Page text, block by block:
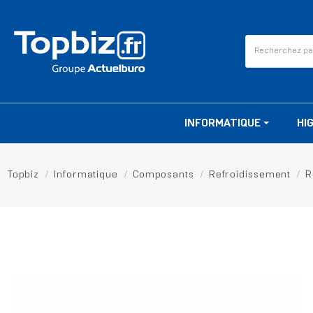
INFORMATIQUE
Topbiz Informatique Composants Refroidissement